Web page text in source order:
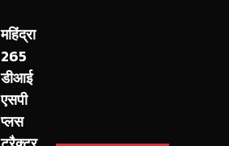
महिंद्रा
265
डीआई
एसपी
प्लस